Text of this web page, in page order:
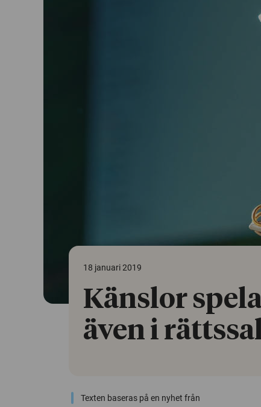
18 januari 2019
Känslor
även i
Texten baseras på en nyhet från